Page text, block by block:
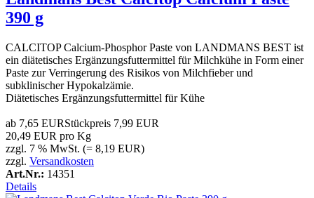
390 g
CALCITOP Calcium-Phosphor Paste von LANDMANS BEST ist
ein diätetisches Ergänzungsfuttermittel für Milchkühe in Form einer
Paste zur Verringerung des Risikos von Milchfieber und
subklinischer Hypokalzämie.
Diätetisches Ergänzungsfuttermittel für Kühe
ab 7,65 EURStückpreis 7,99 EUR
20,49 EUR pro Kg
zzgl. 7 % MwSt. (= 8,19 EUR)
zzgl. Versandkosten
Art.Nr.: 14351
Details